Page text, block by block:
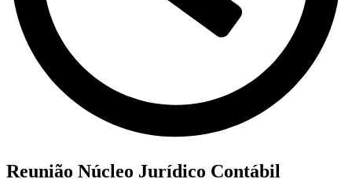
Reunião Núcleo Jurídico Contábil